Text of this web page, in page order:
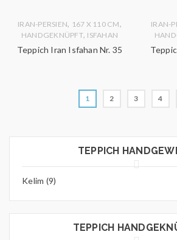
TEPPICH
Kelim (9)
TEPPICH
IRAN-PERSIEN, 167 X 110 CM,
HANDGEKNÜPFT, ISFAHAN
Teppich Iran Isfahan Nr. 35
IRAN-
1 2 3 4